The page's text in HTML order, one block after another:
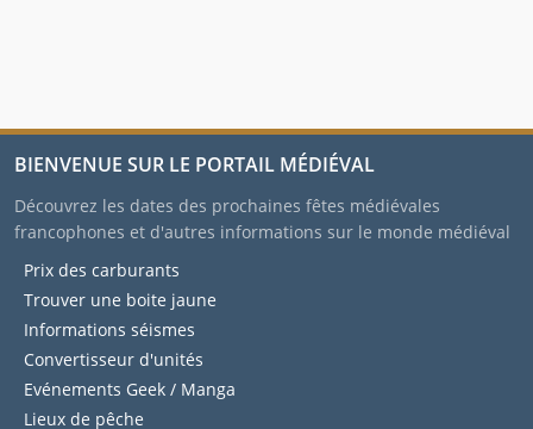
BIENVENUE SUR LE PORTAIL MÉDIÉVAL
Découvrez les dates des prochaines fêtes médiévales
francophones et d'autres informations sur le monde médiéval
Prix des carburants
Trouver une boite jaune
Informations séismes
Convertisseur d'unités
Evénements Geek / Manga
Lieux de pêche